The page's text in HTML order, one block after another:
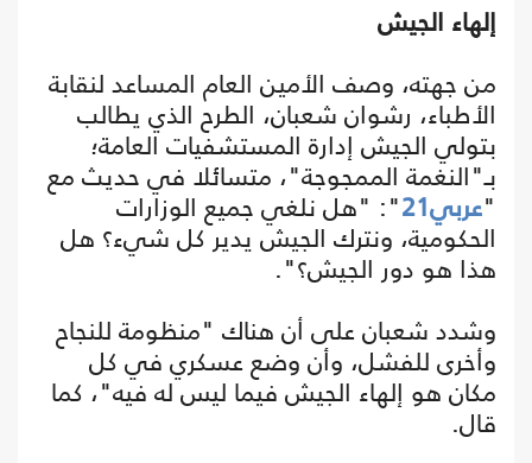
إلهاء الجيش
من جهته، وصف الأمين العام المساعد لنقابة
الأطباء، رشوان شعبان، الطرح الذي يطالب
بتولي الجيش إدارة المستشفيات العامة؛
بـ"النغمة الممجوجة"، متسائلا في حديث مع
"عربي21 ": "هل نلغي جميع الوزارات
الحكومية، ونترك الجيش يدير كل شيء؟ هل
هذا هو دور الجيش؟".
وشدد شعبان على أن هناك "منظومة للنجاح
وأخرى للفشل، وأن وضع عسكري في كل
مكان هو إلهاء الجيش فيما ليس له فيه"، كما
قال.